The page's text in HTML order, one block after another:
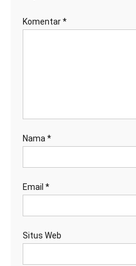
Komentar*
Nama*
Email *
Situs Web